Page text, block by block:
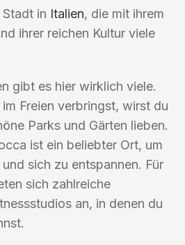
in Italien, die mit ihrem
ihrer reichen Kultur viele
gibt es hier wirklich viele.
Freien verbringst, wirst du
Parks und Gärten lieben.
ist ein beliebter Ort, um
sich zu entspannen. Für
sich zahlreiche
an, in denen du